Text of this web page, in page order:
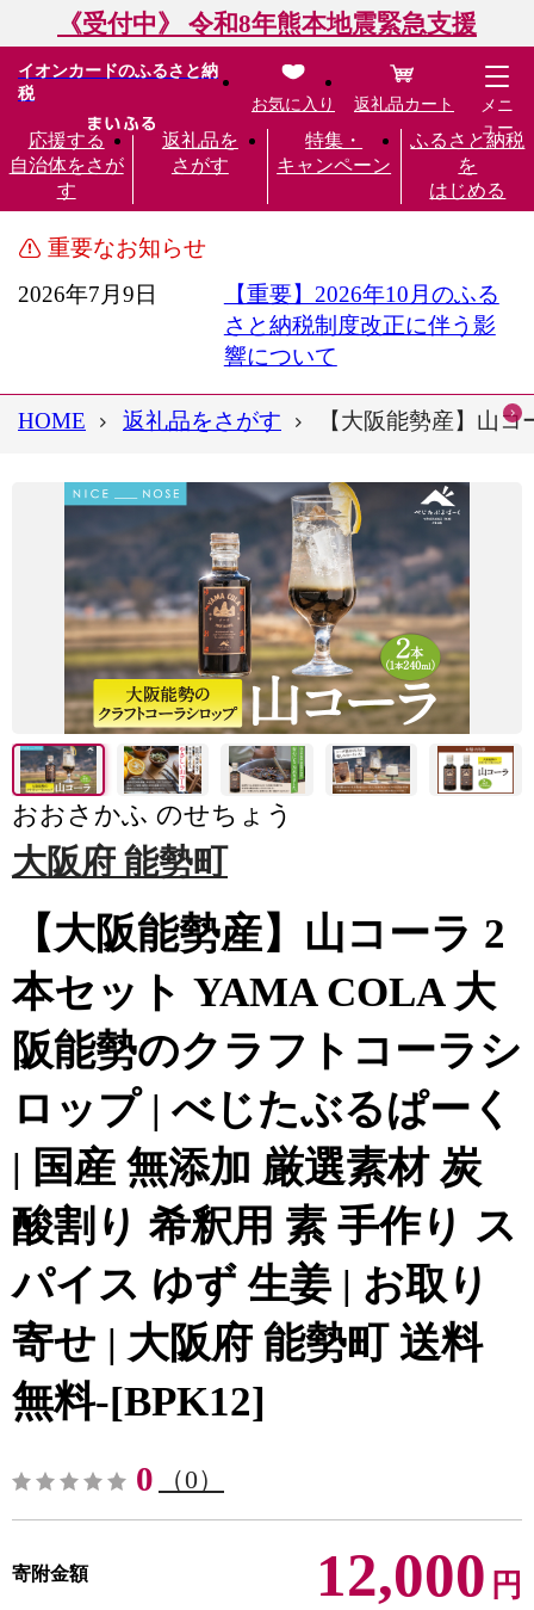
《受付中》 令和8年熊本地震緊急支援
イオンカードのふるさと納
税
応援する
自治体をさが
す
返礼品を
さがす
特集・
キャンペーン
ふるさと納税
を
はじめる
お気に入り 返礼品カート
メニ
ュー
重要なお知らせ
2026年7月9日
【重要】2026年10月のふる
さと納税制度改正に伴う影
響について
HOME 返礼品をさがす 【大阪能勢産】山
おおさかふ のせちょう
大阪府 能勢町
【大阪能勢産】山コーラ 2
本セット YAMA COLA 大
阪能勢のクラフトコーラシ
ロップ | べじたぶるぱーく
| 国産 無添加 厳選素材 炭
酸割り 希釈用 素 手作り ス
パイス ゆず 生姜 | お取り
寄せ | 大阪府 能勢町 送料
無料-[BPK12]
0 （0）
寄附金額 12,000 円